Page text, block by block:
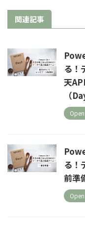
関連記事
る！
天
（
る！
前準